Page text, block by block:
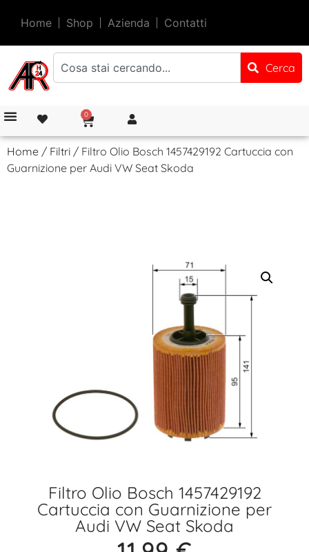
Home Shop Azienda Contatti
Cerca
0
Home / Filtri / Filtro Olio Bosch 1457429192 Cartuccia con
Guarnizione per Audi VW Seat Skoda
Filtro Olio Bosch 1457429192
Cartuccia con Guarnizione per
Audi VW Seat Skoda